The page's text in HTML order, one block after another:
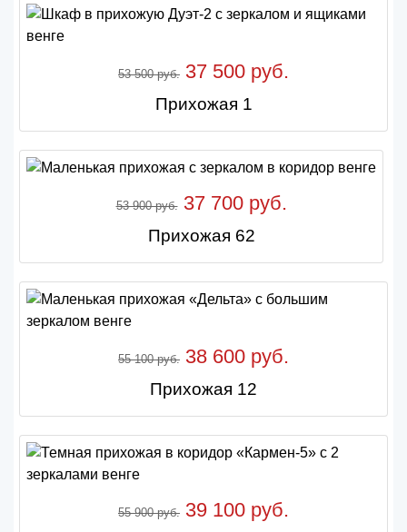
53 500 руб. 37 500 руб.
Прихожая 1
53 900 руб.37 700 руб.
Прихожая 62
55 100 руб. 38 600 руб.
Прихожая 12
55 900 руб. 39 100 руб.